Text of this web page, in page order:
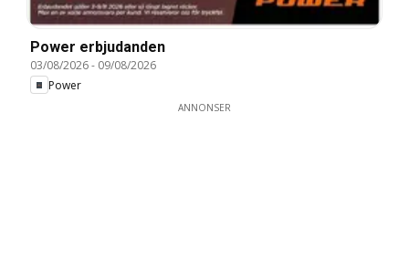
Power erbjudanden
03/08/2026- 09/08/2026
Power
ANNONSER